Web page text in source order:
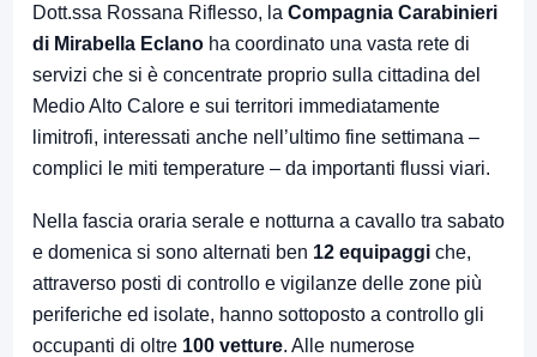
Dott.ssa Rossana Riflesso, la Compagnia Carabinieri
di Mirabella Eclano ha coordinato una vasta rete di
servizi che si è concentrate proprio sulla cittadina del
Medio Alto Calore e sui territori immediatamente
limitrofi, interessati anche nell’ultimo fine settimana –
complici le miti temperature – da importanti flussi viari.
Nella fascia oraria serale e notturna a cavallo tra sabato
e domenica si sono alternati ben 12 equipaggi che,
attraverso posti di controllo e vigilanze delle zone più
periferiche ed isolate, hanno sottoposto a controllo gli
occupanti di oltre 100 vetture. Alle numerose